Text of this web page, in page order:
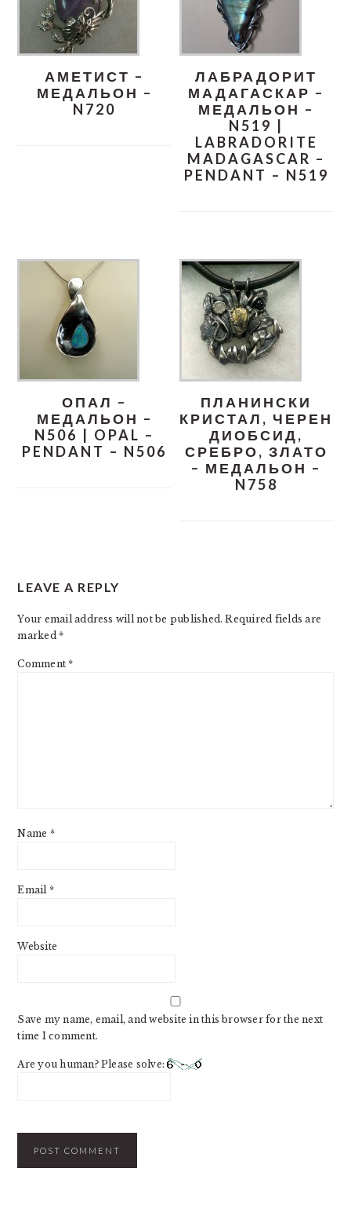
АМЕТИСТ –
МЕДАЛЬОН –
N720
ЛАБРАДОРИТ
МАДАГАСКАР –
МЕДАЛЬОН –
N519 |
LABRADORITE
MADAGASCAR –
PENDANT – N519
ОПАЛ –
МЕДАЛЬОН –
N506 | OPAL –
PENDANT – N506
ПЛАНИНСКИ
КРИСТАЛ, ЧЕРЕН
ДИОБСИД,
СРЕБРО, ЗЛАТО
– МЕДАЛЬОН –
N758
INTERACTIONS
LEAVE A REPLY
Your email address will not be published. Required fields are
marked*
Comment*
Name *
Email *
Website
Save my name, email, and website in this browser for the next
time I comment.
Are you human? Please solve: